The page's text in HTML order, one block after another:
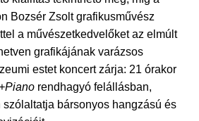
Bozsér Zsolt grafikusművész
a művészetkedvelőket az elmúlt
grafikájának varázsos
estet koncert zárja: 21 órakor
rendhagyó felállásban,
szólaltatja bársonyos hangzású és